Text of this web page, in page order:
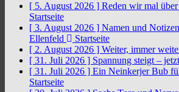
[ 5. August 2026 ] Reden wir mal
Startseite
[ 3. August 2026 ] Namen und
Ellenfeld
Startseite
[ 2. August 2026 ] Weiter, immer
[ 31. Juli 2026 ] Spannung steigt –
[ 31. Juli 2026 ] Ein Neinkerjer Bub
Startseite